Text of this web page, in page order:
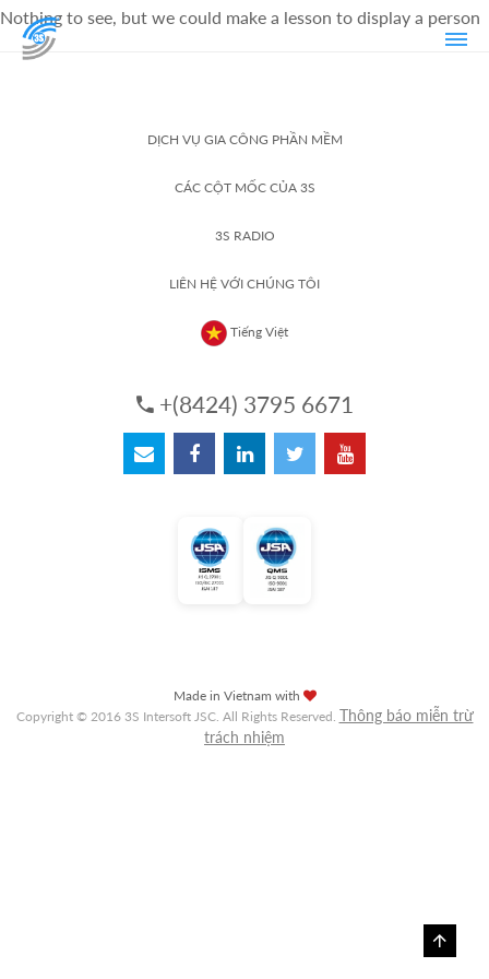
Nothing to see, but we could make a lesson to display a person
DỊCH VỤ GIA CÔNG PHẦN MỀM
CÁC CỘT MỐC CỦA 3S
3S RADIO
LIÊN HỆ VỚI CHÚNG TÔI
Tiếng Việt
+(8424) 3795 6671
Made in Vietnam with
Copyright © 2016 3S Intersoft JSC. All Rights Reserved. Thông báo miễn trừ
trách nhiệm